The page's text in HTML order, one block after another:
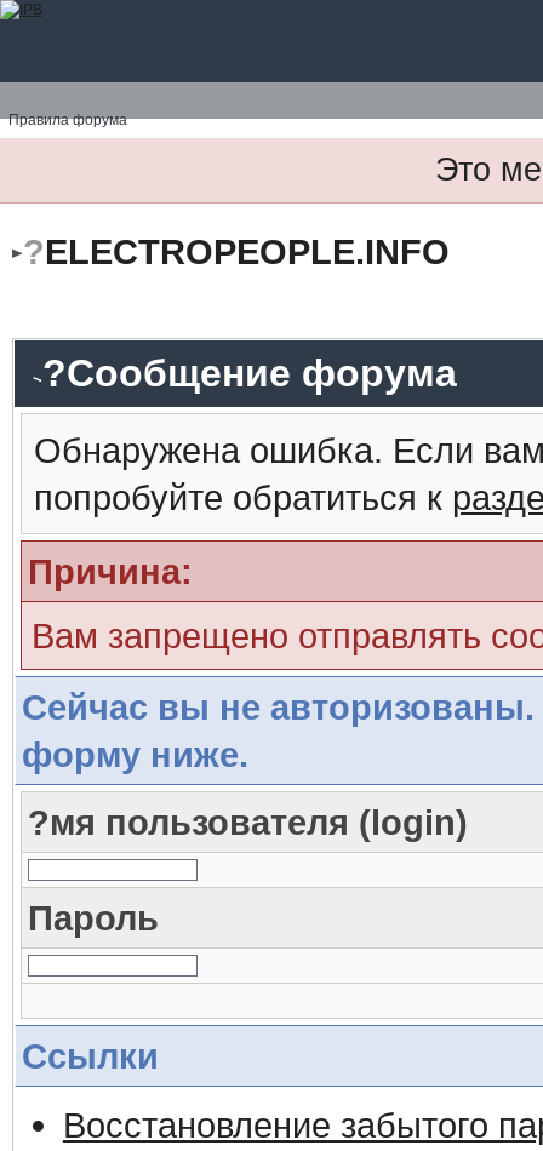
Правила форума
Это
?ELECTROPEOPLE.INFO
?Сообщение форума
Обнаружена ошибка. Если
попробуйте обратиться к
Причина:
Вам запрещено отправлять
Сейчас вы не авторизованы.
форму ниже.
?мя пользователя (login)
Пароль
Ссылки
Восстановление забытого